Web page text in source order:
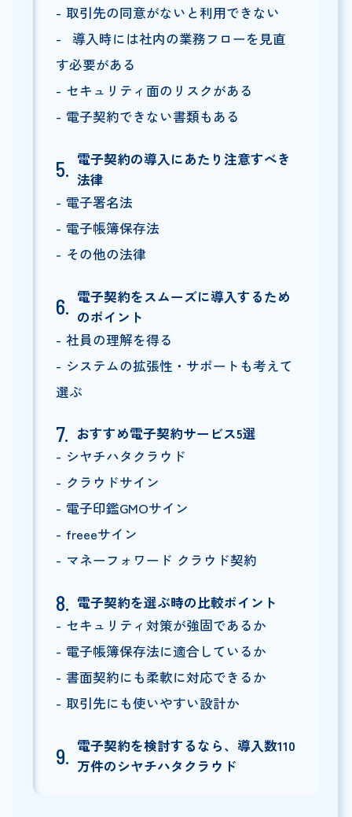
取引先の同意がないと利用できない
導入時には社内の業務フローを見直
す必要がある
セキュリティ面のリスクがある
電子契約できない書類もある
電子契約の導入にあたり注意すべき
法律
電子署名法
電子帳簿保存法
その他の法律
電子契約をスムーズに導入するため
のポイント
社員の理解を得る
システムの拡張性・サポートも考えて
選ぶ
おすすめ電子契約サービス5選
シヤチハタクラウド
クラウドサイン
電子印鑑GMOサイン
freeeサイン
マネーフォワード クラウド契約
電子契約を選ぶ時の比較ポイント
セキュリティ対策が強固であるか
電子帳簿保存法に適合しているか
書面契約にも柔軟に対応できるか
取引先にも使いやすい設計か
電子契約を検討するなら、導入数110
万件のシヤチハタクラウド